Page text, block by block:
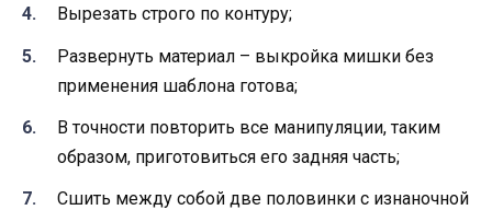
Вырезать строго по контуру;
Развернуть материал – выкройка мишки без
применения шаблона готова;
В точности повторить все манипуляции, таким
образом, приготовиться его задняя часть;
Сшить между собой две половинки с изнаночной